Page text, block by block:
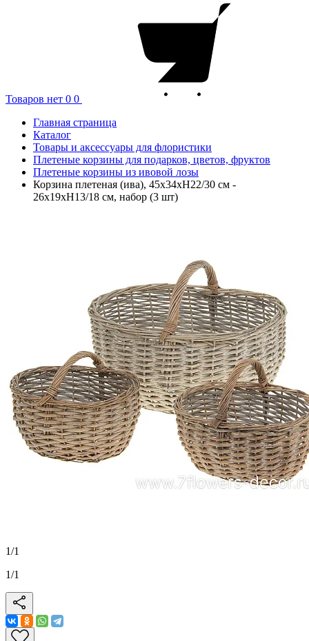
Товаров нет 0 0
Главная страница
Каталог
Товары и аксессуары для флористики
Плетеные корзины для подарков, цветов, фруктов
Плетеные корзины из ивовой лозы
Корзина плетеная (ива), 45x34xH22/30 см -
26x19xH13/18 см, набор (3 шт)
1/1
1/1